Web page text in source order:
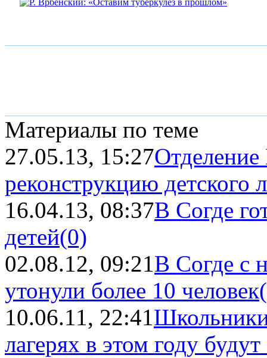
Материалы по теме
27.05.13, 15:27
реконструкцию детского
16.04.13, 08:37В Согде
детей(0)
02.08.12, 09:21В Согде с
утонули более 10 человек
10.06.11, 22:41
лагерях в этом году